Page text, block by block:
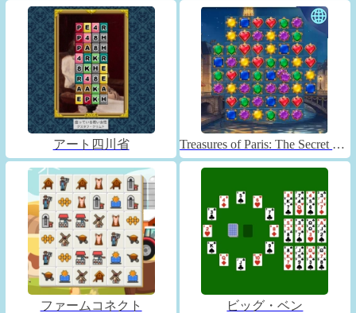
アート四川省 Treasures of Paris: The Secret of Gems - Match 3
ファームコネクト ビッグ・ベン